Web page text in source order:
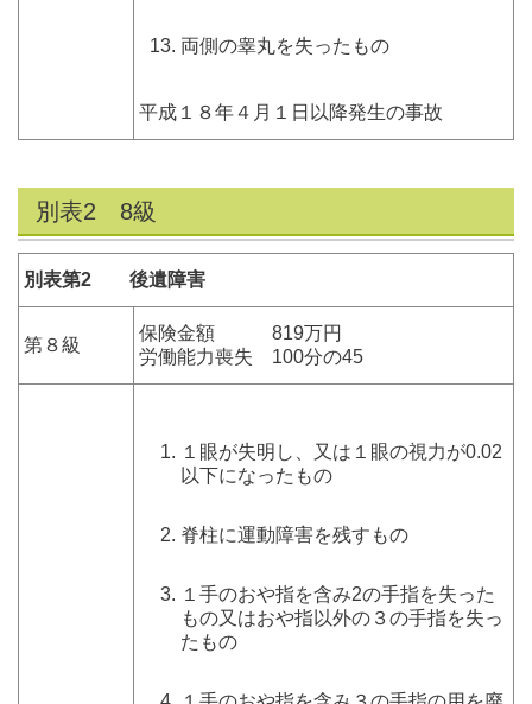
両側の睾丸を失ったもの
平成１８年４月１日以降発生の事故
別表2 8級
別表第2 後遺障害
第８級
保険金額 819万円
労働能力喪失 100分の45
１眼が失明し、又は１眼の視力が0.02
以下になったもの
脊柱に運動障害を残すもの
１手のおや指を含み2の手指を失った
もの又はおや指以外の３の手指を失っ
たもの